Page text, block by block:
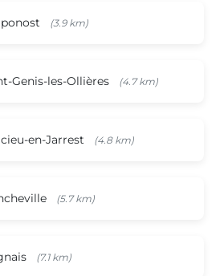
(3.9 km)
Genis-les-Ollières (4.7 km)
en-Jarrest (4.8 km)
(5.7 km)
(7.1 km)